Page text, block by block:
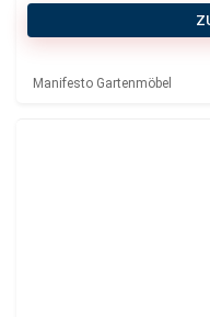
Manifesto Gartenmöbel